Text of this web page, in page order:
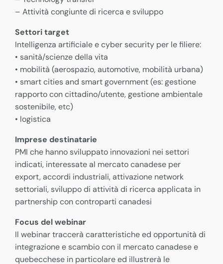
– Attività congiunte di ricerca e sviluppo
Settori target
Intelligenza artificiale e cyber security per le filiere:
• sanità/scienze della vita
• mobilità (aerospazio, automotive, mobilità urbana)
• smart cities and smart government (es: gestione
rapporto con cittadino/utente, gestione ambientale
sostenibile, etc)
• logistica
Imprese destinatarie
PMI che hanno sviluppato innovazioni nei settori
indicati, interessate al mercato canadese per
export, accordi industriali, attivazione network
settoriali, sviluppo di attività di ricerca applicata in
partnership con controparti canadesi
Focus del webinar
Il webinar traccerà caratteristiche ed opportunità di
integrazione e scambio con il mercato canadese e
quebecchese in particolare ed illustrerà le